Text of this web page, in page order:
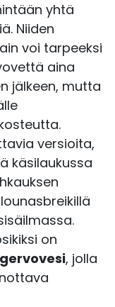
yhtä
Niiden
voi tarpeeksi
aina
jälkeen, mutta
versioita,
käsilaukussa
on
, jolla